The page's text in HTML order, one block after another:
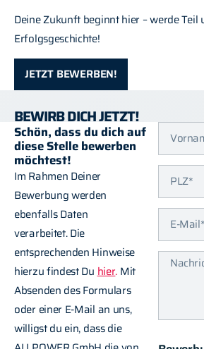
Deine Zukunft beginnt hier – werde Teil
Erfolgsgeschichte!
JETZT BEWERBEN!
BEWIRB DICH JETZT!
Schön, dass du dich auf
diese Stelle bewerben
möchtest!
Im Rahmen Deiner
Bewerbung werden
ebenfalls Daten
verarbeitet. Die
entsprechenden Hinweise
hierzu findest Duhier. Mit
Absenden des Formulars
oder einer E-Mail an uns,
willigst du ein, dass die